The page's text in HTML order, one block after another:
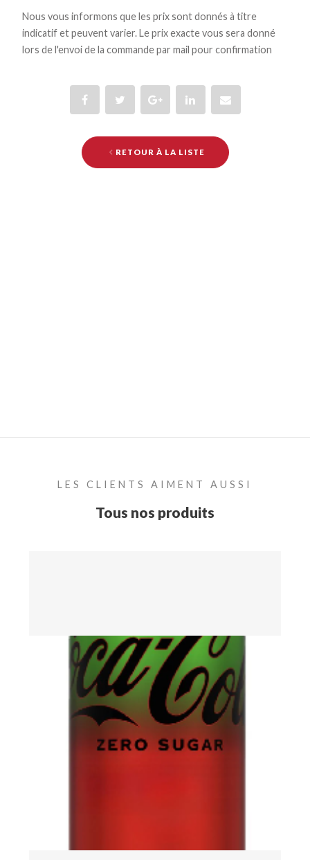
Nous vous informons que les prix sont donnés à titre
indicatif et peuvent varier. Le prix exacte vous sera donné
lors de l'envoi de la commande par mail pour confirmation
RETOUR À LA LISTE
LES CLIENTS AIMENT AUSSI
Tous nos produits